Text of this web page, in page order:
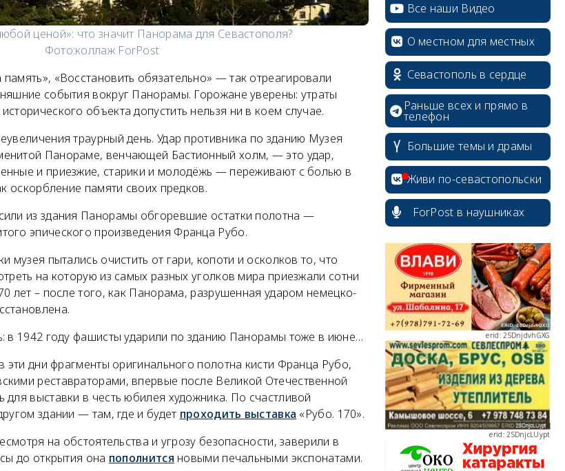
ценой»: что значит Панорама для Севастополя?
Фото:коллаж ForPost
«Восстановить обязательно» — так отреагировали
события вокруг Панорамы. Горожане уверены: утраты
объекта допустить нельзя ни в коем случае.
траурный день. Удар противника по зданию Музея
Панораме, венчающей Бастионный холм, — это удар,
и приезжие, старики и молодёжь — переживают с болью в
оскорбление памяти своих предков.
из здания Панорамы обгоревшие остатки полотна —
эпического произведения Франца Рубо.
музея пытались очистить от гари, копоти и осколков то, что
на которую из самых разных уголков мира приезжали сотни
лет – после того, как Панорама, разрушенная ударом немецко-
в 1942 году фашисты ударили по зданию Панорамы тоже в июне…
эти дни фрагменты оригинального полотна кисти Франца Рубо,
реставраторами, впервые после Великой Отечественной
для выставки в честь юбилея художника. По счастливой
здании — там, где и будет проходить выставка «Рубо. 170».
на обстоятельства и угрозу безопасности, заверили в
до открытия она пополнится новыми печальными экспонатами.
Все наши Видео
О местном для местных
Севастополь в сердце
Раньше всех и прямо в
телефон
Большие темы и драмы
Живи по-севастопольски
ForPost в наушниках
erid: 2SDnjcrDNw6
erid: 2SDnjdPjgYS
erid: 2SDnjdvhGXG
erid: 2SDnjcLUypt